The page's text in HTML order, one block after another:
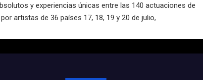
y experiencias únicas entre las 140 actuaciones de
artistas de 36 países 17, 18, 19 y 20 de julio,